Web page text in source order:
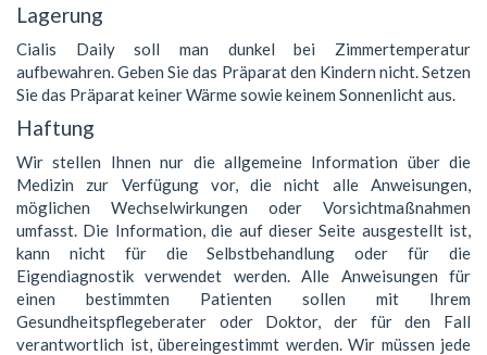
Lagerung
Cialis Daily soll man dunkel bei Zimmertemperatur
aufbewahren. Geben Sie das Präparat den Kindern nicht. Setzen
Sie das Präparat keiner Wärme sowie keinem Sonnenlicht aus.
Haftung
Wir stellen Ihnen nur die allgemeine Information über die
Medizin zur Verfügung vor, die nicht alle Anweisungen,
möglichen Wechselwirkungen oder Vorsichtmaßnahmen
umfasst. Die Information, die auf dieser Seite ausgestellt ist,
kann nicht für die Selbstbehandlung oder für die
Eigendiagnostik verwendet werden. Alle Anweisungen für
einen bestimmten Patienten sollen mit Ihrem
Gesundheitspflegeberater oder Doktor, der für den Fall
verantwortlich ist, übereingestimmt werden. Wir müssen jede